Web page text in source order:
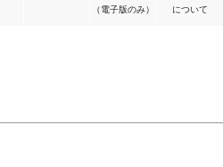
（電子版のみ）
について